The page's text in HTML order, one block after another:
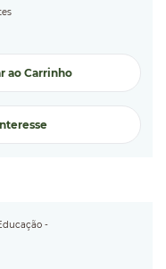
ao Carrinho
-